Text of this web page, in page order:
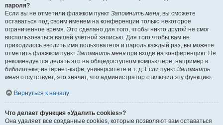
пароля?
Если вы не отметили флажком пункт Запомнить меня, вы сможете
оставаться под своим именем на конференции только некоторое
ограниченное время. Это сделано для того, чтобы никто другой не смог
воспользоваться вашей учётной записью. Для того чтобы вам не
приходилось вводить имя пользователя и пароль каждый раз, вы можете
отметить флажком пункт Запомнить меня при входе на конференцию. Не
рекомендуется делать это на общедоступном компьютере, например в
библиотеке, интернет-кафе, университете и т. д. Если пункт Запомнить
меня отсутствует, это значит, что администратор отключил эту функцию.
Вернуться к началу
Что делает функция «Удалить cookies»?
Она удаляет все созданные cookies, которые позволяют вам оставаться